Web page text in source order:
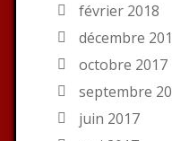
février 2018
décembre
octobre 2017
septembre
juin 2017